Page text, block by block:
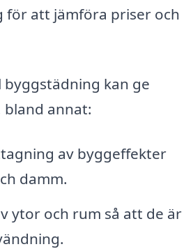
för att jämföra priser och
byggstädning kan ge
bland annat:
av byggeffekter
damm.
ytor och rum så att de är